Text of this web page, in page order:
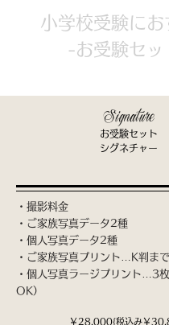
小学校受験にお
-お受験セッ
Signature
お受験セット
シグネチャー
・撮影料金
・ご家族写真データ2種
・個人写真データ2種
・ご家族写真プリント…K判ま
・個人写真ラージプリント…3
OK）
￥28,000{税込み￥